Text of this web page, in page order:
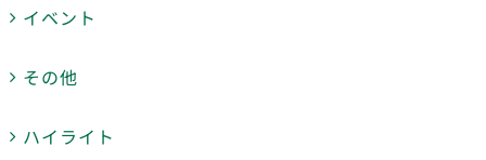
イベント
その他
ハイライト